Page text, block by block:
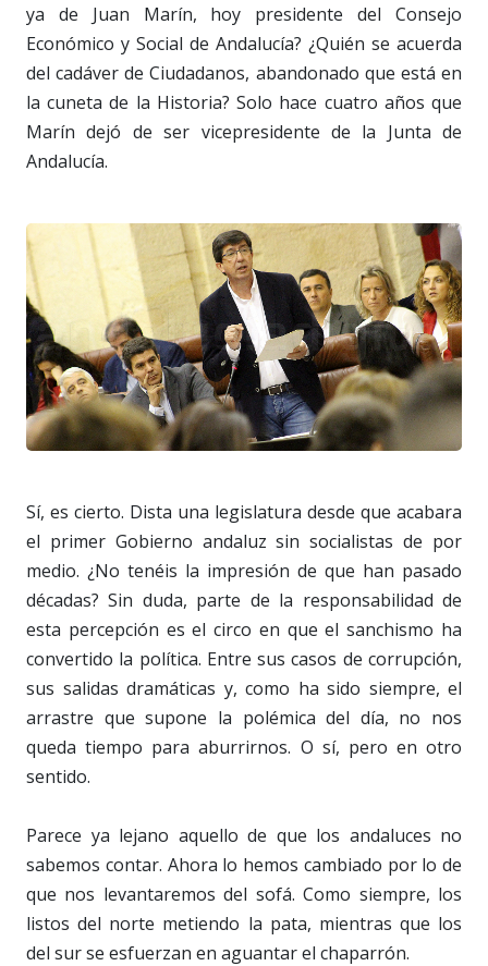
ya de Juan Marín, hoy presidente del Consejo
Económico y Social de Andalucía? ¿Quién se acuerda
del cadáver de Ciudadanos, abandonado que está en
la cuneta de la Historia? Solo hace cuatro años que
Marín dejó de ser vicepresidente de la Junta de
Andalucía.
Sí, es cierto. Dista una legislatura desde que acabara
el primer Gobierno andaluz sin socialistas de por
medio. ¿No tenéis la impresión de que han pasado
décadas? Sin duda, parte de la responsabilidad de
esta percepción es el circo en que el sanchismo ha
convertido la política. Entre sus casos de corrupción,
sus salidas dramáticas y, como ha sido siempre, el
arrastre que supone la polémica del día, no nos
queda tiempo para aburrirnos. O sí, pero en otro
sentido.
Parece ya lejano aquello de que los andaluces no
sabemos contar. Ahora lo hemos cambiado por lo de
que nos levantaremos del sofá. Como siempre, los
listos del norte metiendo la pata, mientras que los
del sur se esfuerzan en aguantar el chaparrón.